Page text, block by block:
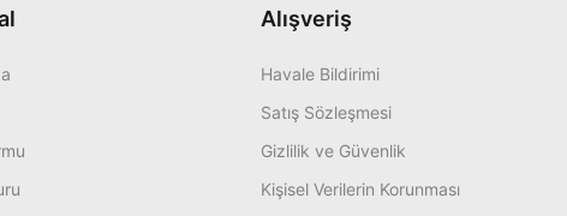
Alışveriş
Havale Bildirimi
Satış Sözleşmesi
Gizlilik ve Güvenlik
Kişisel Verilerin Korunması